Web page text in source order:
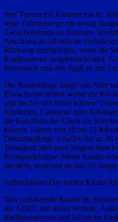
Wer Touren mit Kindern macht,
reine Fahrradwege mit wenig
Zwischenstopps an Badesee,
Anschluss an öffentliche
Rückweg ermöglichen, wenn die
Kraftreserven aufgebraucht sind.
Motivation und den Spaß an der
Die Routenlänge hängt von Alter
Erwachsene sollten weder die
und im Zweifel lieber kürzere
Kindersitz, Lastenrad oder
die Kondition der Eltern die
können Touren von 10 bis 15
Dreizehnjährige schaffen bis zu 30
Teenagern sind auch längere
Erfolgserlebnisse: Wenn Kinder
meistern, motiviert sie das für
Selbst fahren: Das sollten Kinder
Was radfahrende Kinder im
der ADFC auf seiner Website.
Radfahrenlernen und hilfreiche